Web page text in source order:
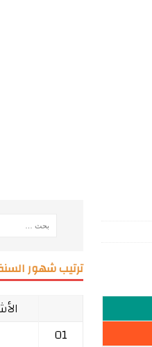
ترتيب شهور
01